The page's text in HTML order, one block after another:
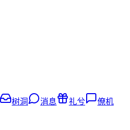
树洞 消息 礼兮 僚机